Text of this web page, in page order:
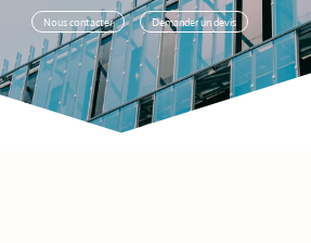
Nous contacter Demander un devis